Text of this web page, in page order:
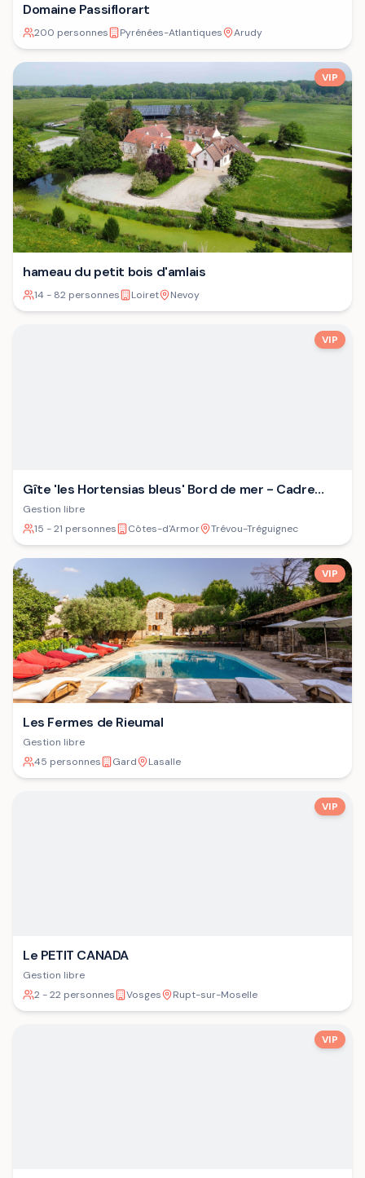
Domaine Passiflorart
200 personnes Pyrénées-Atlantiques Arudy
VIP
hameau du petit bois d'amlais
14 - 82 personnes Loiret Nevoy
VIP
Gîte 'les Hortensias bleus' Bord de mer - Cadre
verdoyant - Plage
Gestion libre
15 - 21 personnes
Côtes-d'Armor Trévou-Tréguignec
VIP
Les Fermes de Rieumal
Gestion libre
45 personnes
Gard Lasalle
VIP
Le PETIT CANADA
Gestion libre
2 - 22 personnes
Vosges Rupt-sur-Moselle
VIP